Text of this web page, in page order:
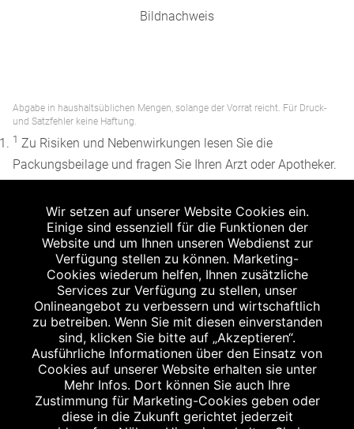
Bildnachweis
Abgabe in haushaltsüblichen Mengen, solange der Vorrat reicht. Für Druck-
und Satzfehler keine Haftung.
1 Zu Risiken und Nebenwirkungen lesen Sie die
Packungsbeilage und fragen Sie Ihren Arzt oder Apotheker.
Apothekenerstattungspreis (AEP). Der AEP ist keine
unverbindliche Preisempfehlung der Hersteller. Der AEP ist
ein von den Apotheken in Ansatz gebrachter Preis für
rezeptfreie Arzneimittel. Er entspricht in der Höhe dem für
Apotheken verbindlichen Abgabepreis, zu dem eine
Apotheke in bestimmten Fällen (z.B. bei Kindern unter 12
Jahren) das Produkt mit der gesetzlichen
Krankenversicherung abrechnet. Der AEP ist der allgemeine
Erstattungspreis im Falle einer Kostenübernahme durch die
gesetzlichen Krankenkassen, vor Abzug eines
Zwangsrabattes (zur Zeit 5%) nach §130 Abs. 1 SGB V.
Wir setzen auf unserer Website Cookies ein.
Einige sind essenziell für die Funktionen der
Website und um Ihnen unseren Webdienst zur
Verfügung stellen zu können. Marketing-
Cookies wiederum helfen, Ihnen zusätzliche
Services zur Verfügung zu stellen, unser
Onlineangebot zu verbessern und wirtschaftlich
zu betreiben. Wenn Sie mit diesen einverstanden
sind, klicken Sie bitte auf „Akzeptieren“.
Ausführliche Informationen über den Einsatz von
Cookies auf unserer Website erhalten sie unter
Mehr Infos. Dort können Sie auch Ihre
Zustimmung für Marketing-Cookies geben oder
diese in die Zukunft gerichtet jederzeit